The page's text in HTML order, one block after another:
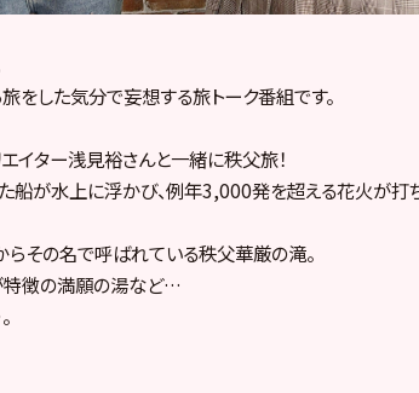
した気分で妄想する旅トーク番組です。
イター浅見裕さんと一緒に秩父旅！
た船が水上に浮かび、例年3,000発を超える花火が
らその名で呼ばれている秩父華厳の滝。
特徴の満願の湯など…